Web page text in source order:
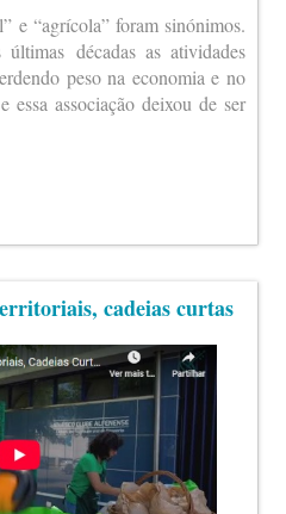
e “agrícola” foram sinónimos.
décadas as atividades
peso na economia e no
essa associação deixou de ser
cadeias curtas